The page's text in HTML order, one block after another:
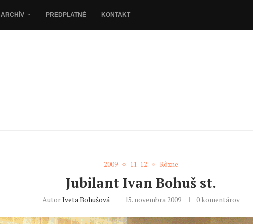
ARCHÍV PREDPLATNÉ KONTAKT
2009 11-12 Rôzne
Jubilant Ivan Bohuš st.
AutorIveta Bohušová 15. novembra 2009 0 komentárov